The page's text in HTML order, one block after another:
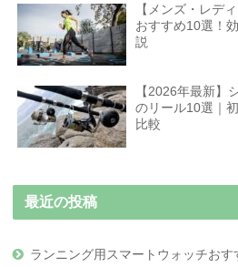
【メンズ・レデ
おすすめ10選！
説
【2026年最新】
のリール10選｜
比較
最近の投稿
ランニング用スマートウォッチお